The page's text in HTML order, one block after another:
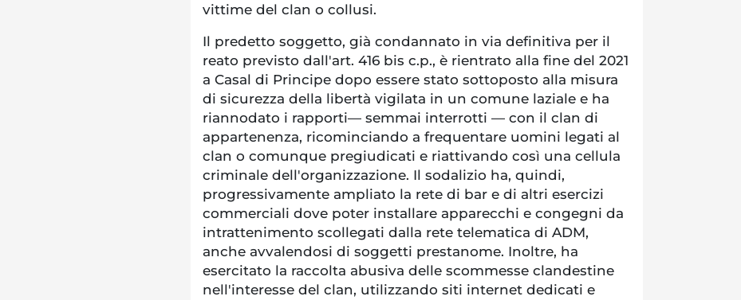
vittime del clan o collusi.
Il predetto soggetto, già condannato in via definitiva per il
reato previsto dall'art. 416 bis c.p., è rientrato alla fine del 2021
a Casal di Principe dopo essere stato sottoposto alla misura
di sicurezza della libertà vigilata in un comune laziale e ha
riannodato i rapporti— semmai interrotti — con il clan di
appartenenza, ricominciando a frequentare uomini legati al
clan o comunque pregiudicati e riattivando così una cellula
criminale dell'organizzazione. Il sodalizio ha, quindi,
progressivamente ampliato la rete di bar e di altri esercizi
commerciali dove poter installare apparecchi e congegni da
intrattenimento scollegati dalla rete telematica di ADM,
anche avvalendosi di soggetti prestanome. Inoltre, ha
esercitato la raccolta abusiva delle scommesse clandestine
nell'interesse del clan, utilizzando siti internet dedicati e